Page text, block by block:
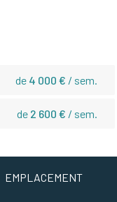
de 4 000 € / sem.
de 2 600 € / sem.
EMPLACEMENT